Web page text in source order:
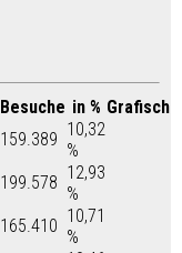
Besuche in % Grafisch
159.389 10,32
%
199.578 12,93
%
165.410 10,71
%